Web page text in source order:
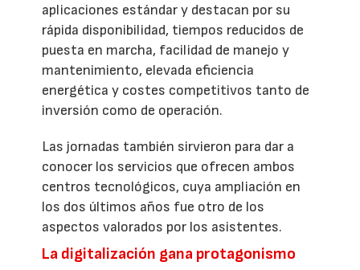
aplicaciones estándar y destacan por su
rápida disponibilidad, tiempos reducidos de
puesta en marcha, facilidad de manejo y
mantenimiento, elevada eficiencia
energética y costes competitivos tanto de
inversión como de operación.
Las jornadas también sirvieron para dar a
conocer los servicios que ofrecen ambos
centros tecnológicos, cuya ampliación en
los dos últimos años fue otro de los
aspectos valorados por los asistentes.
La digitalización gana protagonismo